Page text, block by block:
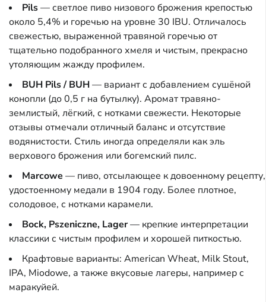
Pils— светлое пиво низового брожения крепостью
около 5,4% и горечью на уровне 30 IBU. Отличалось
свежестью, выраженной травяной горечью от
тщательно подобранного хмеля и чистым, прекрасно
утоляющим жажду профилем.
BUH Pils / BUH— вариант с добавлением сушёной
конопли (до 0,5 г на бутылку). Аромат травяно-
землистый, лёгкий, с нотками свежести. Некоторые
отзывы отмечали отличный баланс и отсутствие
водянистости. Стиль иногда определяли как эль
верхового брожения или богемский пилс.
Marcowe — пиво, отсылающее к довоенному рецепту,
удостоенному медали в 1904 году. Более плотное,
солодовое, с нотками карамели.
Bock, Pszeniczne, Lager— крепкие интерпретации
классики с чистым профилем и хорошей питкостью.
Крафтовые варианты: American Wheat, Milk Stout,
IPA, Miodowe, а также вкусовые лагеры, например с
маракуйей.